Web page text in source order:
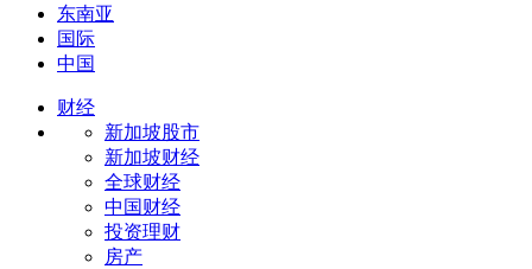
东南亚
国际
中国
财经
新加坡股市
新加坡财经
全球财经
中国财经
投资理财
房产